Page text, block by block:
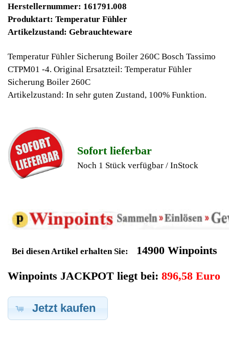
Ab 10€ Warenwert ist die Lieferung
Kaffeevollautomat
Ersatzteilegewinnung
Im Kundenbereich können Sie uns Ihren alten Bosch
Kaffeevollautomat auch defekt zur Ersatzteilgewinnung